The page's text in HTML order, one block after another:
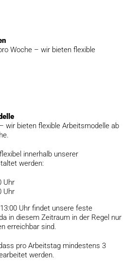
Woche – wir bieten flexible
wir bieten flexible Arbeitsmodelle ab
innerhalb unserer
werden:
Uhr
Uhr
Uhr findet unsere feste
in diesem Zeitraum in der Regel nur
erreichbar sind.
pro Arbeitstag mindestens 3
werden.